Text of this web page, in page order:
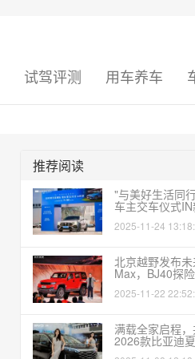
试驾评测 用车养车
推荐阅读
"与美好生活同
车主交车仪式
2025-11-24
北京越野发布
Max，BJ40探
2025-11-22
满载全家启程
2026款比亚迪